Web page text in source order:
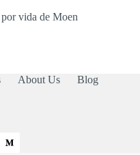
vida de Moen
About Us
Blog